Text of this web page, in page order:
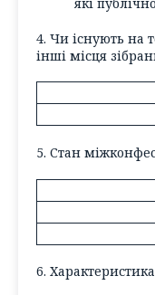
4. Чи існують на
інші місця
5. Стан
6.